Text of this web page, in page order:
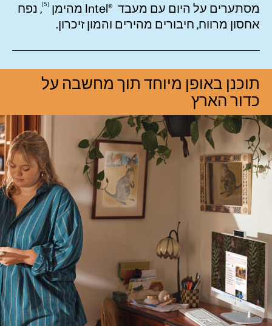
מסתערים על היום עם מעבד Intel‎®‎ ‎ מהימן 5 , נפח
אחסון מרווח, חיבורים מהירים והמון זיכרון.
תוכנן באופן מיוחד תוך מחשבה על
כדור הארץ